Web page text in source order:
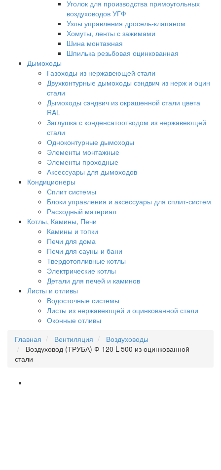
Уголок для производства прямоугольных
воздуховодов УГФ
Узлы управления дросель-клапаном
Хомуты, ленты с зажимами
Шина монтажная
Шпилька резьбовая оцинкованная
Дымоходы
Газоходы из нержавеющей стали
Двухконтурные дымоходы сэндвич из нерж и оцин
стали
Дымоходы сэндвич из окрашенной стали цвета
RAL
Заглушка с конденсатоотводом из нержавеющей
стали
Одноконтурные дымоходы
Элементы монтажные
Элементы проходные
Аксессуары для дымоходов
Кондиционеры
Сплит системы
Блоки управления и аксессуары для сплит-систем
Расходный материал
Котлы, Камины, Печи
Камины и топки
Печи для дома
Печи для сауны и бани
Твердотопливные котлы
Электрические котлы
Детали для печей и каминов
Листы и отливы
Водосточные системы
Листы из нержавеющей и оцинкованной стали
Оконные отливы
Главная
Вентиляция
Воздуховоды
Воздуховод (ТРУБА) Ф 120 L-500 из оцинкованной
стали